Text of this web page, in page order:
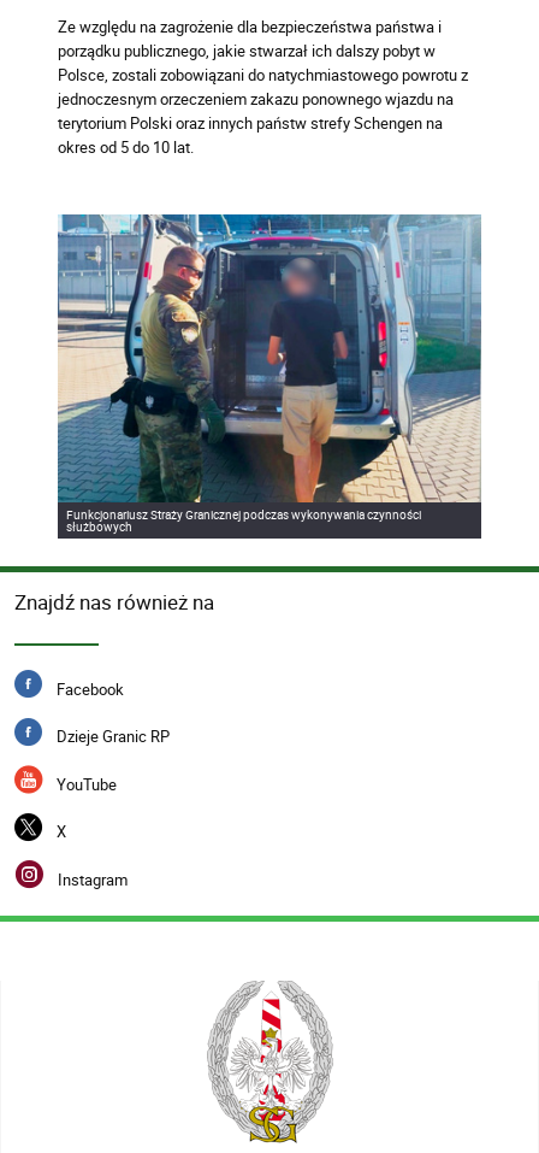
Ze względu na zagrożenie dla bezpieczeństwa państwa i
porządku publicznego, jakie stwarzał ich dalszy pobyt w
Polsce, zostali zobowiązani do natychmiastowego powrotu z
jednoczesnym orzeczeniem zakazu ponownego wjazdu na
terytorium Polski oraz innych państw strefy Schengen na
okres od 5 do 10 lat.
Funkcjonariusz Straży Granicznej podczas wykonywania czynności
służbowych
Znajdź nas również na
Facebook
Dzieje Granic RP
YouTube
X
Instagram